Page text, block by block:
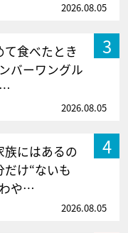
2026.08.05
3
て食べたとき
バーワングル
2026.08.05
4
族にはあるの
け“ないも
や…
2026.08.05